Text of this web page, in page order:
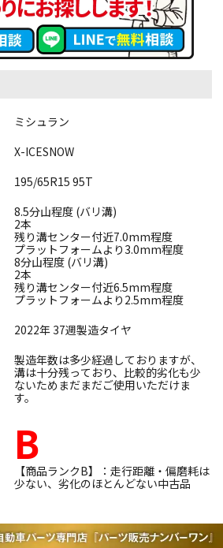
ミシュラン
X-ICESNOW
195/65R15 95T
8.5分山程度 (バリ溝)
2本
残り溝センター付近7.0mm程度
プラットフォームより3.0mm程度
8分山程度 (バリ溝)
2本
残り溝センター付近6.5mm程度
プラットフォームより2.5mm程度
2022年 37週製造タイヤ
製造年数は多少経過しておりますが、
溝は十分残っており、比較的劣化も少
ないためまだまだご使用いただけま
す。
B
【商品ランクB】：走行距離・偏磨耗は
少ない、劣化のほとんどない中古品